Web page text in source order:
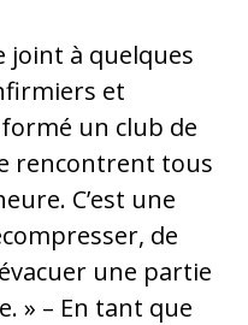
joint à quelques
et
un club de
rencontrent tous
C’est une
de
une partie
» – En tant que